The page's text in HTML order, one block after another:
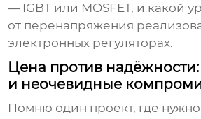
— IGBT или MOSFET, и какой
от перенапряжения
электронных регуляторах.
Цена против
и неочевидные
Помню один проект, где нужно